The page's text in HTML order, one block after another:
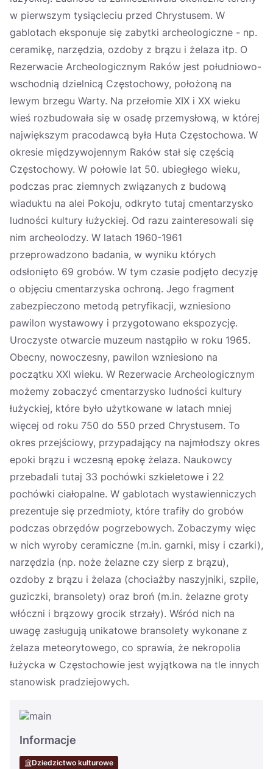
w pierwszym tysiącleciu przed Chrystusem. W
gablotach eksponuje się zabytki archeologiczne - np.
ceramikę, narzędzia, ozdoby z brązu i żelaza itp. O
Rezerwacie Archeologicznym Raków jest południowo-
wschodnią dzielnicą Częstochowy, położoną na
lewym brzegu Warty. Na przełomie XIX i XX wieku
wieś rozbudowała się w osadę przemysłową, w której
największym pracodawcą była Huta Częstochowa. W
okresie międzywojennym Raków stał się częścią
Częstochowy. W połowie lat 50. ubiegłego wieku,
podczas prac ziemnych związanych z budową
wiaduktu na alei Pokoju, odkryto tutaj cmentarzysko
ludności kultury łużyckiej. Od razu zainteresowali się
nim archeolodzy. W latach 1960-1961
przeprowadzono badania, w wyniku których
odsłonięto 69 grobów. W tym czasie podjęto decyzję
o objęciu cmentarzyska ochroną. Jego fragment
zabezpieczono metodą petryfikacji, wzniesiono
pawilon wystawowy i przygotowano ekspozycję.
Uroczyste otwarcie muzeum nastąpiło w roku 1965.
Obecny, nowoczesny, pawilon wzniesiono na
początku XXI wieku. W Rezerwacie Archeologicznym
możemy zobaczyć cmentarzysko ludności kultury
łużyckiej, które było użytkowane w latach mniej
więcej od roku 750 do 550 przed Chrystusem. To
okres przejściowy, przypadający na najmłodszy okres
epoki brązu i wczesną epokę żelaza. Naukowcy
przebadali tutaj 33 pochówki szkieletowe i 22
pochówki ciałopalne. W gablotach wystawienniczych
prezentuje się przedmioty, które trafiły do grobów
podczas obrzędów pogrzebowych. Zobaczymy więc
w nich wyroby ceramiczne (m.in. garnki, misy i czarki),
narzędzia (np. noże żelazne czy sierp z brązu),
ozdoby z brązu i żelaza (chociażby naszyjniki, szpile,
guziczki, bransolety) oraz broń (m.in. żelazne groty
włóczni i brązowy grocik strzały). Wśród nich na
uwagę zasługują unikatowe bransolety wykonane z
żelaza meteorytowego, co sprawia, że nekropolia
łużycka w Częstochowie jest wyjątkowa na tle innych
stanowisk pradziejowych.
Informacje
Dziedzictwo kulturowe